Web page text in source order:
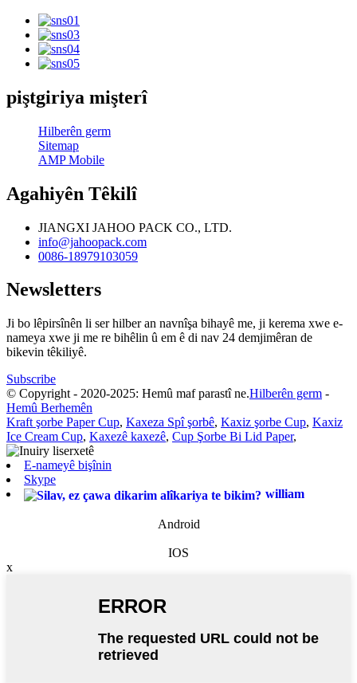
piştgiriya mişterî
Hilberên germ
Sitemap
AMP Mobile
Agahiyên Têkilî
JIANGXI JAHOO PACK CO., LTD.
info@jahoopack.com
0086-18979103059
Newsletters
Ji bo lêpirsînên li ser hilber an navnîşa bihayê me, ji kerema xwe e-
nameya xwe ji me re bihêlin û em ê di nav 24 demjimêran de
bikevin têkiliyê.
Subscribe
© Copyright - 2020-2025: Hemû maf parastî ne.Hilberên germ -
Hemû Berhemên
Kraft şorbe Paper Cup, Kaxeza Spî şorbê, Kaxiz şorbe Cup, Kaxiz
Ice Cream Cup, Kaxezê kaxezê, Cup Şorbe Bi Lid Paper,
E-nameyê bişînin
Skype
william
Android
IOS
x